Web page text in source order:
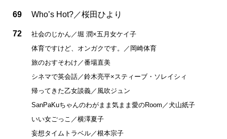
69 Who’s Hot?／桜田ひより
72
社会のじかん／堀 潤×五月女ケイ子
体育ですけど、オンガクです。／岡崎体育
旅のおすそわけ／番場直美
シネマで英会話／鈴木亮平×スティーブ・ソレイシィ
帰ってきた乙女談義／風吹ジュン
SanPaKuちゃんのわがまま気まま愛のRoom／犬山紙子
いい女ごっこ／横澤夏子
妄想タイムトラベル／根本宗子